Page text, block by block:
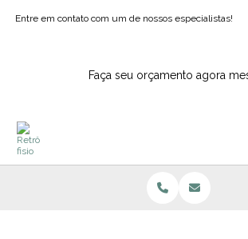
Entre em contato com um de nossos especialistas!
Faça seu orçamento agora